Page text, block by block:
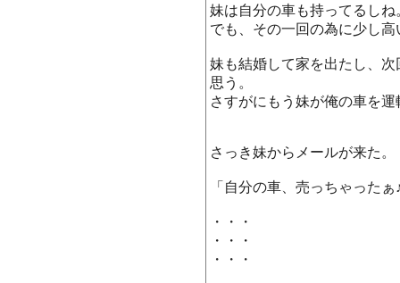
妹は自分の車も持ってるしね
でも、その一回の為に少し
妹も結婚して家を出たし、
思う。
さすがにもう妹が俺の車を
さっき妹からメールが来た。
「自分の車、売っちゃったぁ
・・・
・・・
・・・